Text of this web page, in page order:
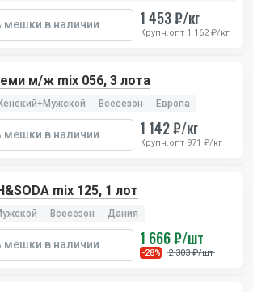
мешки в наличии 1 453 ₽/кг
Крупн.опт 1 162 ₽/кг
м/ж mix 056, 3 лота
Всесезон Европа
мешки в наличии 1 142 ₽/кг
Крупн.опт 971 ₽/кг
mix 125, 1 лот
Всесезон Дания
мешки в наличии 1 666 ₽/шт
-28% 2 303 ₽/шт